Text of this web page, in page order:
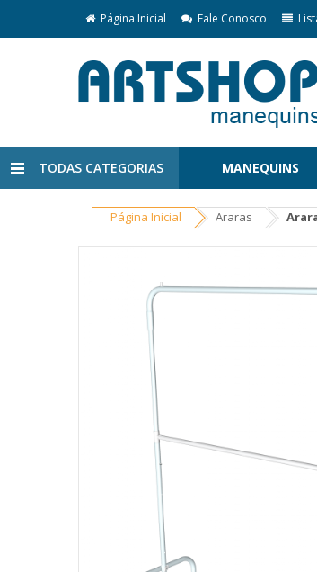
Página Inicial Fale Conosco
TODAS CATEGORIAS MANEQUINS
Página Inicial Araras